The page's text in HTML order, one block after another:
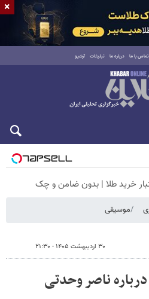
تماس با ما درباره ما تبلیغات آرشیو
موسیقی
۳۰ اردیبهشت ۱۴۰۵ - ۲۱:۳۰
ناصر وحدتی
×